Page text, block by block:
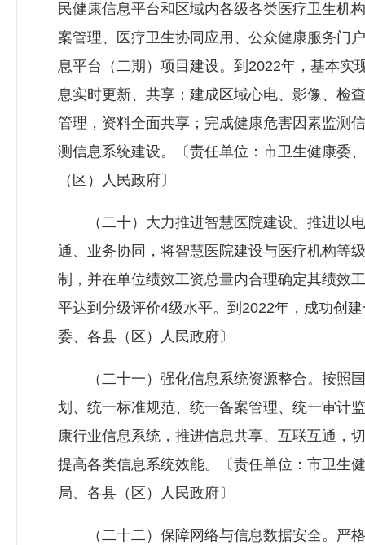
民健康信息平台和区域内各级各类医疗卫生机
案管理、医疗卫生协同应用、公众健康服务门
息平台（二期）项目建设。到2022年，基本实
息实时更新、共享；建成区域心电、影像、检
管理，资料全面共享；完成健康危害因素监测
测信息系统建设。〔责任单位：市卫生健康委
（区）人民政府〕
（二十）大力推进智慧医院建设。推进以电
通、业务协同，将智慧医院建设与医疗机构等
制，并在单位绩效工资总量内合理确定其绩效
平达到分级评价4级水平。到2022年，成功创
委、各县（区）人民政府〕
（二十一）强化信息系统资源整合。按照国
划、统一标准规范、统一备案管理、统一审计
康行业信息系统，推进信息共享、互联互通，
提高各类信息系统效能。〔责任单位：市卫生
局、各县（区）人民政府〕
（二十二）保障网络与信息数据安全。严格